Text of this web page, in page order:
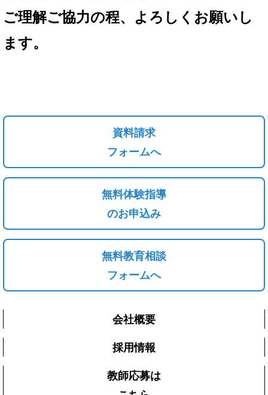
ご理解ご協力の程、
よろしくお願いし
ます。
資料請求
フォームへ
無料体験指導
のお申込み
無料教育相談
フォームへ
会社概要
採用情報
教師応募は